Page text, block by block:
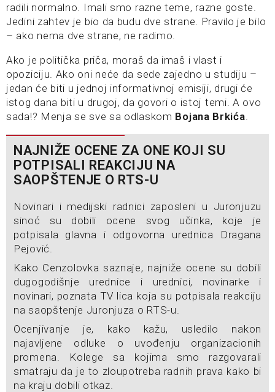
radili normalno. Imali smo razne teme, razne goste.
Jedini zahtev je bio da budu dve strane. Pravilo je bilo
– ako nema dve strane, ne radimo.
Ako je politička priča, moraš da imaš i vlast i
opoziciju. Ako oni neće da sede zajedno u studiju –
jedan će biti u jednoj informativnoj emisiji, drugi će
istog dana biti u drugoj, da govori o istoj temi. A ovo
sada!? Menja se sve sa odlaskom Bojana Brkića
NAJNIŽE OCENE ZA ONE KOJI SU
POTPISALI REAKCIJU NA
SAOPŠTENJE O RTS-U
Novinari i medijski radnici zaposleni u Juronjuzu
sinoć su dobili ocene svog učinka, koje je
potpisala glavna i odgovorna urednica Dragana
Pejović.
Kako Cenzolovka saznaje, najniže ocene su dobili
dugogodišnje urednice i urednici, novinarke i
novinari, poznata TV lica koja su potpisala reakciju
na saopštenje Juronjuza o RTS-u.
Ocenjivanje je, kako kažu, usledilo nakon
najavljene odluke o uvođenju organizacionih
promena. Kolege sa kojima smo razgovarali
smatraju da je to zloupotreba radnih prava kako bi
na kraju dobili otkaz.